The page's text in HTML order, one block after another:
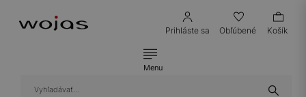
Prihláste sa Obľúbené Košík
Menu